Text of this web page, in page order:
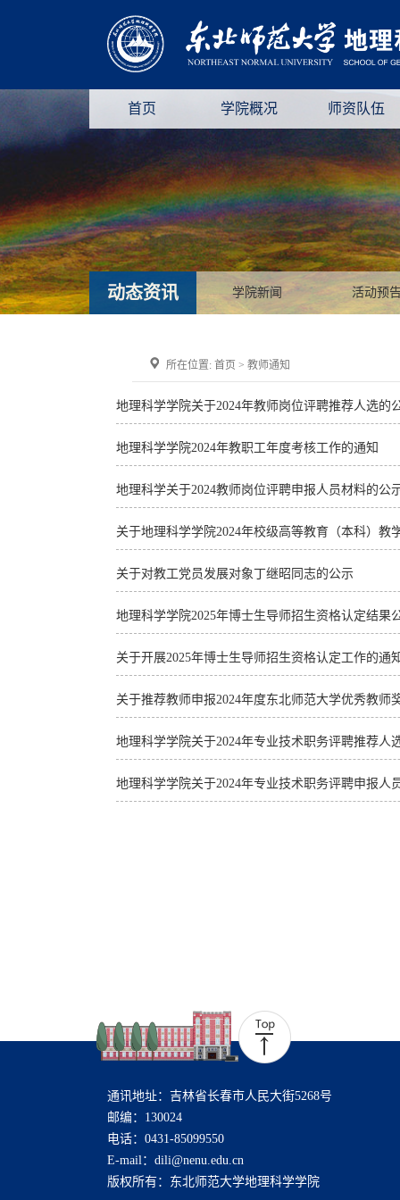
首页 学院概况 师资队伍
动态资讯 学院新闻 活动预
所在位置: 首页 > 教师通知
地理科学学院关于2024年教师岗位评聘推荐人选的
地理科学学院2024年教职工年度考核工作的通知
地理科学关于2024教师岗位评聘申报人员材料的公
关于地理科学学院2024年校级高等教育（本科）教
关于对教工党员发展对象丁继昭同志的公示
地理科学学院2025年博士生导师招生资格认定结果
关于开展2025年博士生导师招生资格认定工作的通
关于推荐教师申报2024年度东北师范大学优秀教师
地理科学学院关于2024年专业技术职务评聘推荐人
地理科学学院关于2024年专业技术职务评聘申报人
通讯地址：吉林省长春市人民大街5268号
邮编：130024
电话：0431-85099550
E-mail：dili@nenu.edu.cn
版权所有：东北师范大学地理科学学院